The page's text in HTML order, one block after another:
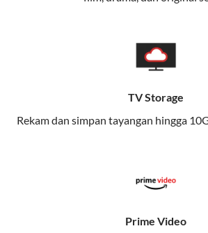
memungkinkan Anda menikmati
Dengan Telkomsel One, Anda tidak
teknologi jaringan tertentu, sehingga
fleksibilitas dan kenyamanan
Keunggulan Telkomsel One
streaming, gaming, dan bekerja dari
TV Storage
Rekam dan simpan tayangan hingga
Prime Video